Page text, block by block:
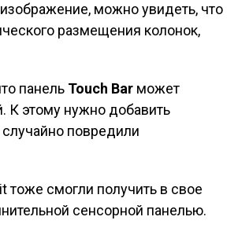
можно увидеть, что
размещения колонок,
панель Touch Bar может
К этому нужно добавить
повредили
тоже смогли получить в свое
сенсорной панелью.